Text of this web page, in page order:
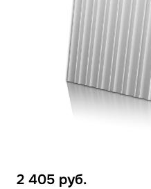
2 405 руб.